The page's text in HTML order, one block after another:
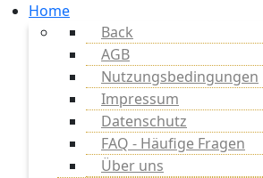
Home
Back
AGB
Nutzungsbedingungen
Impressum
Datenschutz
FAQ - Häufige Fragen
Über uns